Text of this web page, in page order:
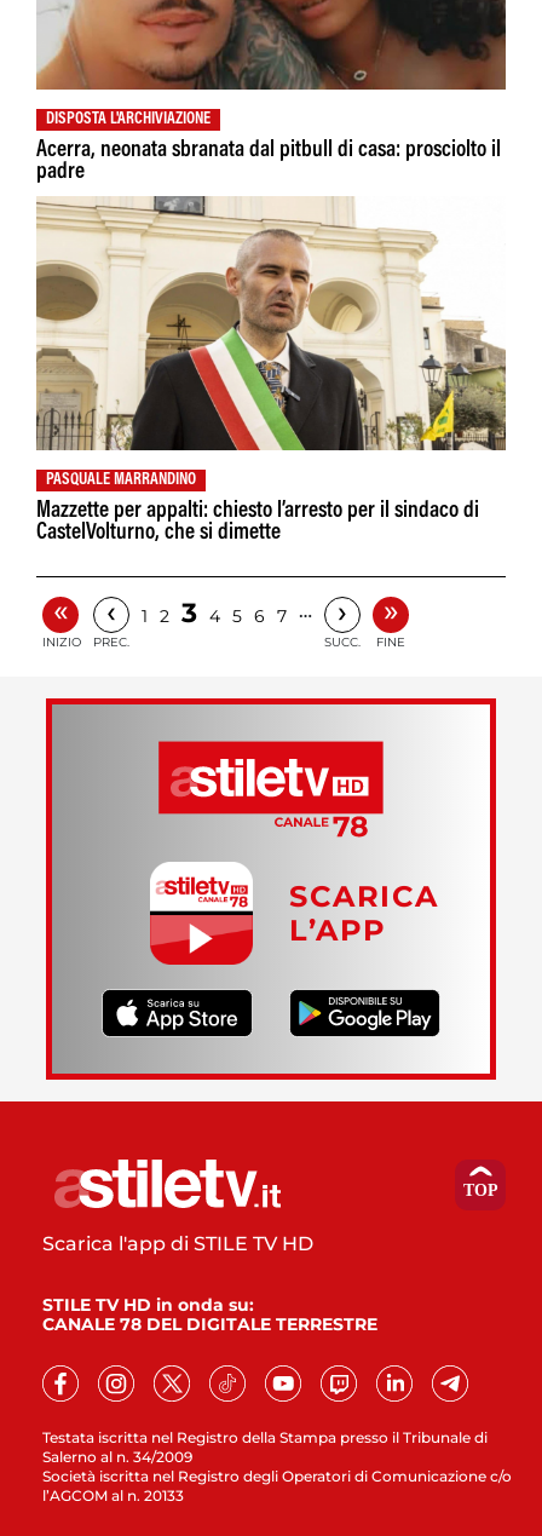
DISPOSTA L'ARCHIVIAZIONE
Acerra, neonata sbranata dal pitbull di casa: prosciolto il
padre
PASQUALE MARRANDINO
Mazzette per appalti: chiesto l’arresto per il sindaco di
CastelVolturno, che si dimette
«
INIZIO
‹
PREC.
1 2 3 4 5 6 7 … ›
SUCC.
»
FINE
SCARICA
L’APP
Testata iscritta nel Registro della Stampa presso il Tribunale di
Salerno al n. 34/2009
Società iscritta nel Registro degli Operatori di Comunicazione c/o
l’AGCOM al n. 20133
Scarica l'app di STILE TV HD
STILE TV HD in onda su:
CANALE 78 DEL DIGITALE TERRESTRE